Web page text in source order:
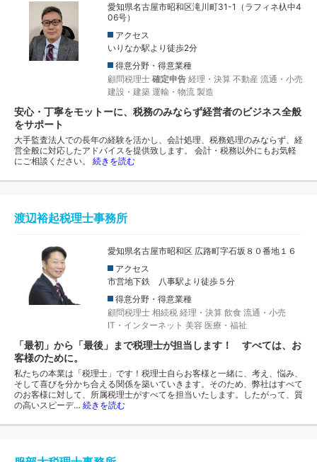
愛知県名古屋市昭和区滝川町31-1（ラフィネ杁中4
06号）
アクセス
いりなか駅より徒歩2分
得意分野・得意業種
顧問税理士 確定申告 経理・決算 不動産 流通・小売
建設・建築 運輸・物流 製造
安心・丁寧をモットーに、税務のみならず経営者のビジネス全般
をサポート
大手監査法人での長年の経験を活かし、会計処理、税務処理のみならず、経
営全般に対応したアドバイスを提供致します。 会計・税務以外にもお気軽
にご相談ください。 続きを読む
渡辺裕起税理士事務所
愛知県名古屋市昭和区 広路町字石坂８０番地１６
アクセス
市営地下鉄 八事駅より徒歩５分
得意分野・得意業種
顧問税理士 相続税 経理・決算 飲食 流通・小売
IT・インターネット 美容 医療・福祉
「最初」から「最後」まで税理士が担当します！ すべては、お
客様のために。
私たちの本業は「税理士」です！税理士自らお客様と一緒に、考え、悩み、
そして喜びを分かち合える関係を築いていきます。そのため、弊社はすべて
のお客様に対して、所属税理士がすべてを担当いたします。したがって、質
の高いスピーデ… 続きを読む